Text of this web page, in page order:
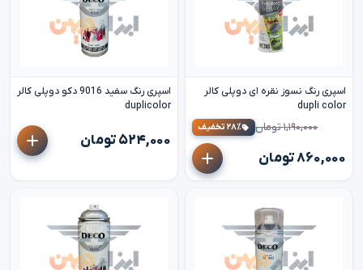
اسپری رنگ نسوز نقره ای دوپلی کالر
dupli color
۱,۱۹۰,۰۰۰ تومان ۲۸٪ تخفیف
۸۶۰,۰۰۰ تومان
اسپری رنگ سفید 9016 دکو دوپلی کالر
duplicolor
۵۲۴,۰۰۰ تومان